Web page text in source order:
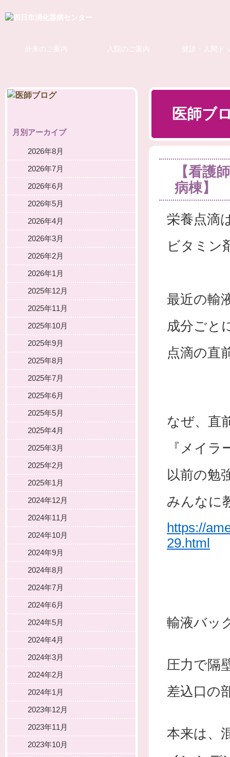
外来のご案内 入院のご案内 健診・人間ド
医師ブ
【看護
病棟】
栄養点滴
ビタミン
最近の輸
成分ごと
点滴の直
なぜ、直
『メイ
以前の勉
みんなに
https://
29.html
輸液バッ
圧力で隔
差込口の
本来は、
月別アーカイブ
2026年8月
2026年7月
2026年6月
2026年5月
2026年4月
2026年3月
2026年2月
2026年1月
2025年12月
2025年11月
2025年10月
2025年9月
2025年8月
2025年7月
2025年6月
2025年5月
2025年4月
2025年3月
2025年2月
2025年1月
2024年12月
2024年11月
2024年10月
2024年9月
2024年8月
2024年7月
2024年6月
2024年5月
2024年4月
2024年3月
2024年2月
2024年1月
2023年12月
2023年11月
2023年10月